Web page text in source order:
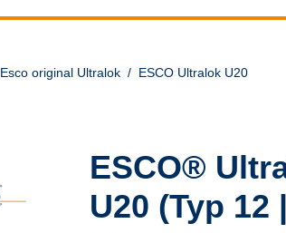
Esco original Ultralok / ESCO Ultralok U20
ESCO®
U20 (Typ 12